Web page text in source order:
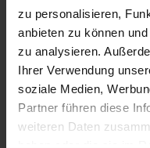
zu personalisieren,
anbieten zu können
zu analysieren.
Ihrer Verwendung
soziale Medien,
Partner führen diese
weiteren Daten
2 846,43 CHF
hors TVA
hors frais d’envoi
01126-10